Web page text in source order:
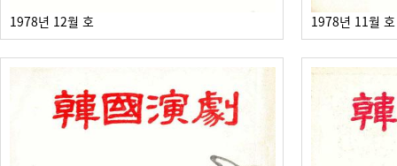
1978년 12월 호 1978년 11월 호